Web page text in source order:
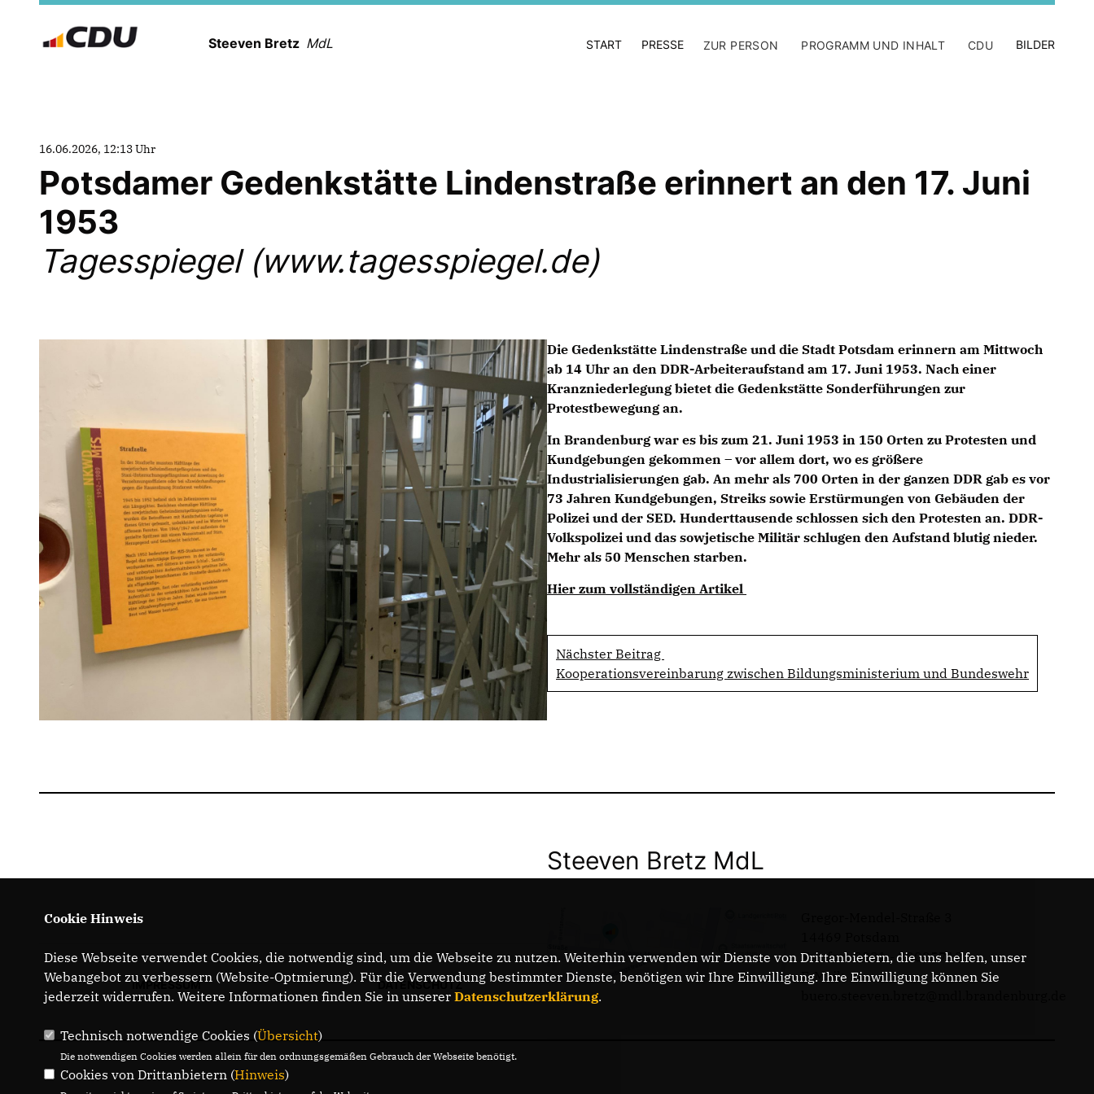
Steeven Bretz MdL START PRESSE ZUR PERSON PROGRAMM UND INHALT CDU BILDER
16.06.2026, 12:13 Uhr
Potsdamer Gedenkstätte Lindenstraße erinnert an den 17. Juni
1953
Tagesspiegel (www.tagesspiegel.de)
Die Gedenkstätte Lindenstraße und die Stadt Potsdam erinnern am Mittwoch
ab 14 Uhr an den DDR-Arbeiteraufstand am 17. Juni 1953. Nach einer
Kranzniederlegung bietet die Gedenkstätte Sonderführungen zur
Protestbewegung an.
In Brandenburg war es bis zum 21. Juni 1953 in 150 Orten zu Protesten und
Kundgebungen gekommen – vor allem dort, wo es größere
Industrialisierungen gab. An mehr als 700 Orten in der ganzen DDR gab es vor
73 Jahren Kundgebungen, Streiks sowie Erstürmungen von Gebäuden der
Polizei und der SED. Hunderttausende schlossen sich den Protesten an. DDR-
Volkspolizei und das sowjetische Militär schlugen den Aufstand blutig nieder.
Mehr als 50 Menschen starben.
Hier zum vollständigen Artikel
Nächster Beitrag
Kooperationsvereinbarung zwischen Bildungsministerium und Bundeswehr
IMPRESSUM DATENSCHUTZ
Steeven Bretz MdL
Telefon: 0331 - 20085713
E-Mail:
Cookie Hinweis
Diese Webseite verwendet Cookies, die notwendig sind, um die Webseite zu nutzen. Weiterhin verwenden wir Dienste von Drittanbietern, die uns helfen, unser
Webangebot zu verbessern (Website-Optmierung). Für die Verwendung bestimmter Dienste, benötigen wir Ihre Einwilligung. Ihre Einwilligung können Sie
jederzeit widerrufen. Weitere Informationen finden Sie in unserer Datenschutzerklärung.
Technisch notwendige Cookies (Übersicht)
Die notwendigen Cookies werden allein für den ordnungsgemäßen Gebrauch der Webseite benötigt.
Cookies von Drittanbietern (Hinweis)